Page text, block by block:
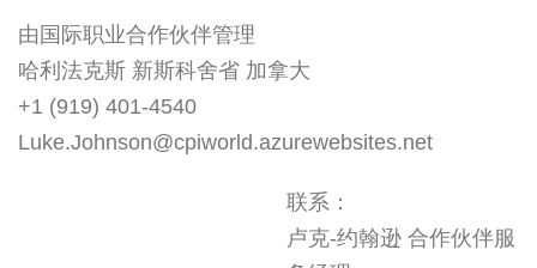
由国际职业合作伙伴管理
哈利法克斯 新斯科舍省 加拿大
+1 (919) 401-4540
Luke.Johnson@cpiworld.azurewebsites.net
联系：
卢克-约翰逊 合作伙伴服